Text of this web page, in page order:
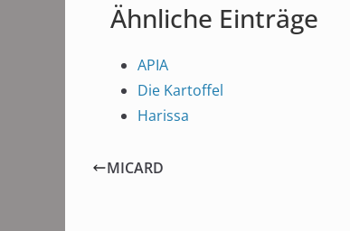
Ähnliche Einträge
APIA
Die Kartoffel
Harissa
MICARD